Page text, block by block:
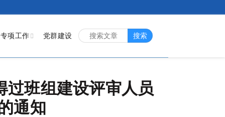
专项工作 党群建设 搜索
过班组建设评审人员
通知